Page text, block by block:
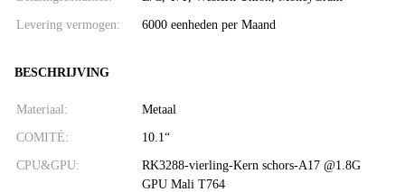
Levering vermogen: 6000 eenheden per Maand
BESCHRIJVING
Materiaal: Metaal
COMITÉ: 10.1“
CPU&GPU:
RK3288-vierling-Kern schors-A17 @1.8G
GPU Mali T764